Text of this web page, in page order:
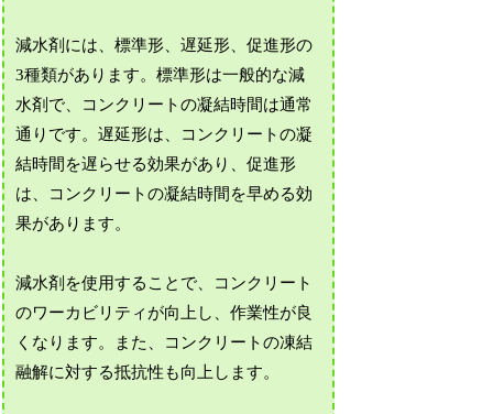
減水剤には、標準形、遅延形、促進形の
3種類があります。標準形は一般的な減
水剤で、コンクリートの凝結時間は通常
通りです。遅延形は、コンクリートの凝
結時間を遅らせる効果があり、促進形
は、コンクリートの凝結時間を早める効
果があります。
減水剤を使用することで、コンクリート
のワーカビリティが向上し、作業性が良
くなります。また、コンクリートの凍結
融解に対する抵抗性も向上します。